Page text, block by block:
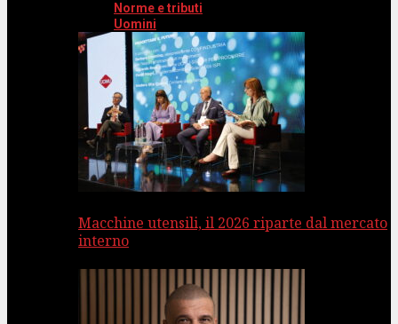
Norme e tributi
Uomini
Macchine utensili, il 2026 riparte dal mercato
interno